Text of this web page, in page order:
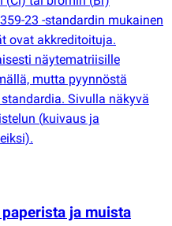
23 -standardin mukainen
ovat akkreditoituja.
näytematriisille
mutta pyynnöstä
Sivulla näkyvä
(kuivaus ja
ja muista